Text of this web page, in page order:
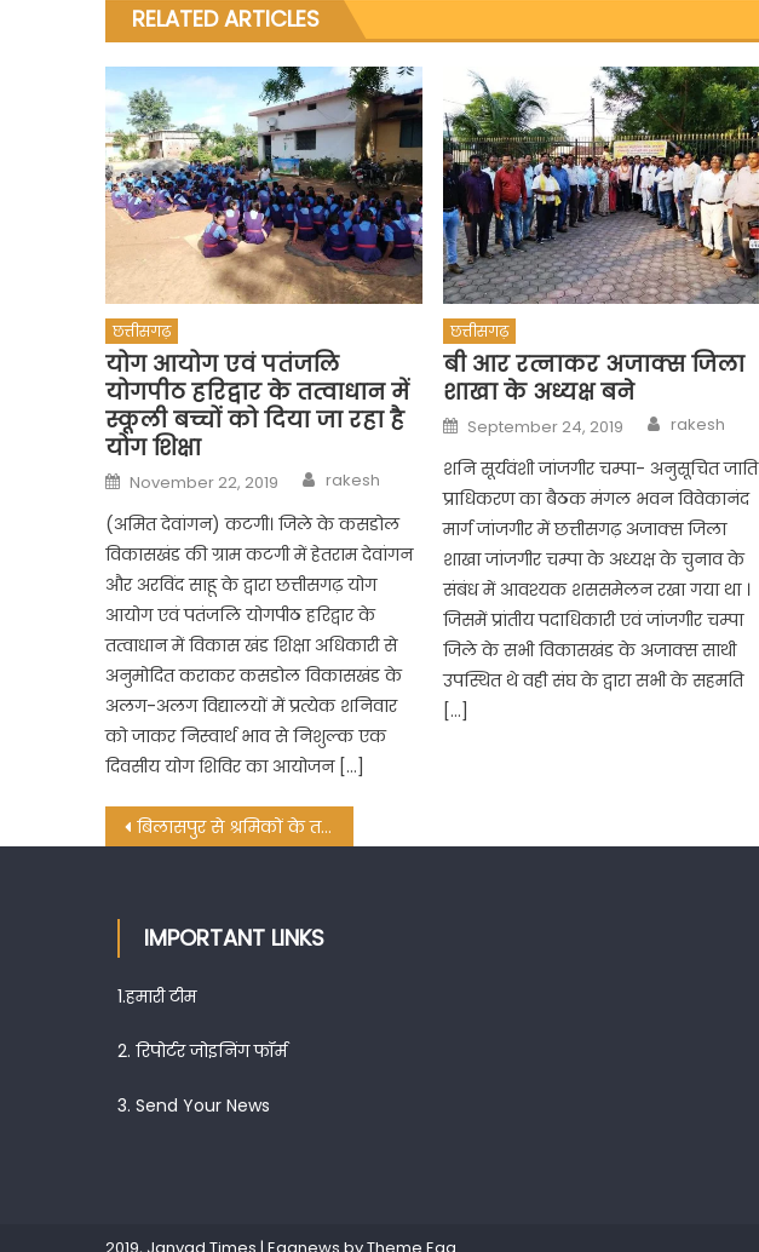
RELATED ARTICLES
छत्तीसगढ़
योग आयोग एवं पतंजलि
योगपीठ हरिद्वार के तत्वाधान में
स्कूली बच्चों को दिया जा रहा है
योग शिक्षा
Posted
on
November 22, 2019 Author
rakesh
(अमित देवांगन) कटगी। जिले के कसडोल
विकासखंड की ग्राम कटगी में हेतराम देवांगन
और अरविंद साहू के द्वारा छत्तीसगढ़ योग
आयोग एवं पतंजलि योगपीठ हरिद्वार के
तत्वाधान में विकास खंड शिक्षा अधिकारी से
अनुमोदित कराकर कसडोल विकासखंड के
अलग-अलग विद्यालयों में प्रत्येक शनिवार
को जाकर निस्वार्थ भाव से निशुल्क एक
दिवसीय योग शिविर का आयोजन […]
छत्तीसगढ़
बी आर रत्नाकर अजाक्स जिला
शाखा के अध्यक्ष बने
Posted
on
September 24, 2019 Author
rakesh
शनि सूर्यवंशी जांजगीर चम्पा- अनुसूचित जाति
प्राधिकरण का बैठक मंगल भवन विवेकानंद
मार्ग जांजगीर में छत्तीसगढ़ अजाक्स जिला
शाखा जांजगीर चम्पा के अध्यक्ष के चुनाव के
संबंध में आवश्यक शससमेलन रखा गया था ।
जिसमें प्रांतीय पदाधिकारी एवं जांजगीर चम्पा
जिले के सभी विकासखंड के अजाक्स साथी
उपस्थित थे वही संघ के द्वारा सभी के सहमति
[…]
Post
बिलासपुर से श्रमिकों के तस्करी की होड़ में बस संचालक, जान जोखिम में डालकर सफर कर रहे हैं भोले भाले श्रमिक
IMPORTANT LINKS
1.हमारी टीम
2.रिपोर्टर जोइनिंग फॉर्म
3.Send Your News